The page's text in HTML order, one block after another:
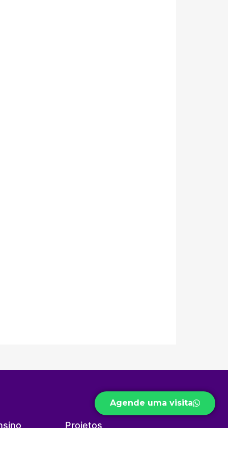
Agende uma visita
Projetos